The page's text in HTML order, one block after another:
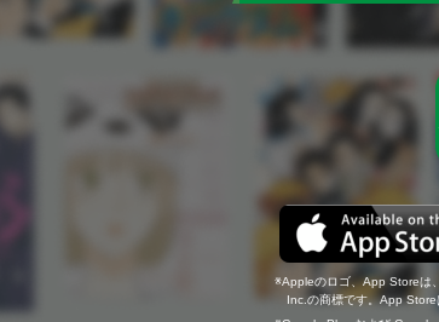
Appleのロゴ、App Storeは
Inc.の商標です。App Store